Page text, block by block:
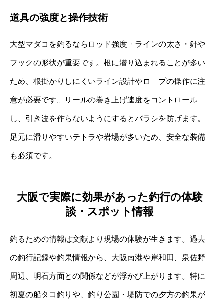
道具の強度と操作技術
大型マダコを釣るならロッド強度・ラインの太さ・針や
フックの形状が重要です。根に潜り込まれることが多い
ため、根掛かりしにくいライン設計やロープの操作に注
意が必要です。リールの巻き上げ速度をコントロール
し、引き波を作らないようにするとバラシを防げます。
足元に滑りやすいテトラや岩場が多いため、安全な装備
も必須です。
大阪で実際に効果があった釣行の体験
談・スポット情報
釣るための情報は文献より現場の体験が生きます。過去
の釣行記録や釣果情報から、大阪南港や岸和田、泉佐野
周辺、明石方面との関係などが浮かび上がります。特に
初夏の船タコ釣りや、釣り公園・堤防での夕方の釣果が